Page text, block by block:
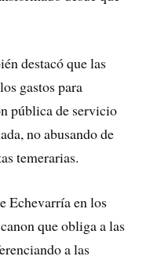
destacó que las
gastos para
pública de servicio
no abusando de
temerarias.
Echevarría en los
que obliga a las
a las